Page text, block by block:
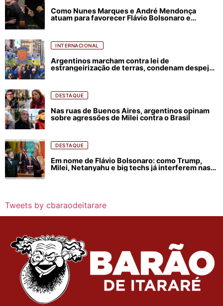
Como Nunes Marques e André Mendonça
atuam para favorecer Flávio Bolsonaro e
INTERNACIONAL
Argentinos marcham contra lei de
estrangeirização de terras, condenam despejos
DESTAQUE
Nas ruas de Buenos Aires, argentinos opinam
sobre agressões de Milei contra o Brasil
DESTAQUE
Em nome de Flávio Bolsonaro: como Trump,
Milei, Netanyahu e big techs já interferem nas
Tweets by cbaraodeitarare